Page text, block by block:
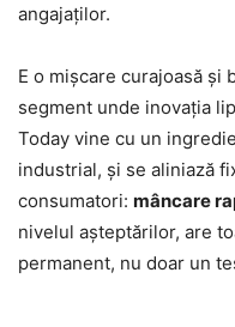
angajaților.
E o mișcare curajoasă și
segment unde inovația
Today vine cu un
industrial, și se aliniază
consumatori: mâncare
nivelul așteptărilor, are
permanent, nu doar un